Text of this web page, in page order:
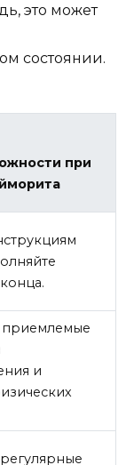
это может
состоянии.
при
приемлемые
и